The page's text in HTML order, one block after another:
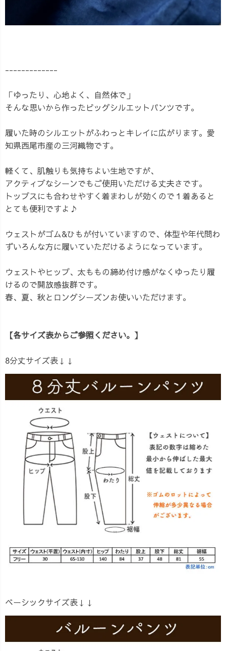
-------------
「ゆったり、心地よく、自然体で」
そんな思いから作ったビッグシルエットパンツです。
履いた時のシルエットがふわっとキレイに広がります。愛
知県西尾市産の三河織物です。
軽くて、肌触りも気持ちよい生地ですが、
アクティブなシーンでもご使用いただける丈夫さです。
トップスにも合わせやすく着まわしが効くので１着あると
とても便利ですよ♪
ウェストがゴム&ひもが付いていますので、体型や年代問わ
ずいろんな方に履いていただけるようになっています。
ウェストやヒップ、太ももの締め付け感がなくゆったり履
けるので開放感抜群です。
春、夏、秋とロングシーズンお使いいただけます。
【各サイズ表からご参照ください。】
8分丈サイズ表↓↓
ベーシックサイズ表↓↓